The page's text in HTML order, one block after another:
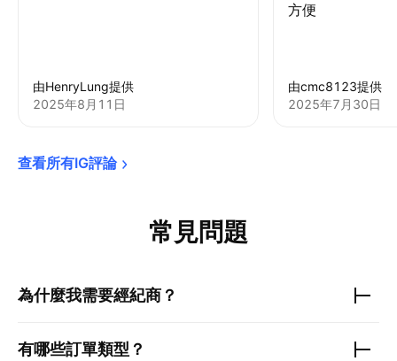
由HenryLung提供
2025年8月11日
方便
由cmc8123提供
2025年7月30日
查看所有IG評論
常見問題
為什麼我需要經紀商？
有哪些訂單類型？